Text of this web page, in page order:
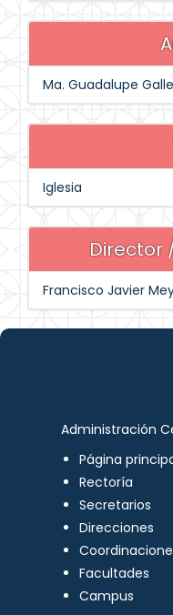
Ma. Guadalupe
Iglesia
Director
Francisco Javier
Administración
Página
Rectoría
Secretarios
Direcciones
Facultades
Campus